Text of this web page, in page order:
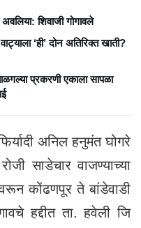
शिवाजी गोगावले
‘ही’ दोन अतिरिक्त खाती?
प्रकरणी एकाला सापळा
अनिल हनुमंत घोगरे
साडेचार वाजण्याच्या
कोंढणपूर ते बांडेवाडी
हद्दीत ता. हवेली जि